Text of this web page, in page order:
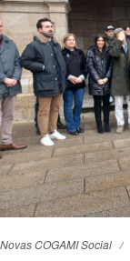
Novas COGAMI Social